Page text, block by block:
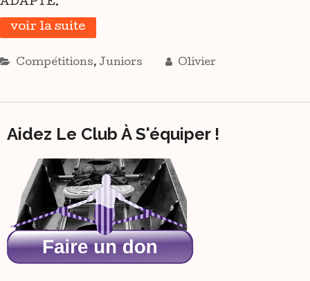
ADAPTÉ.
voir la suite
Compétitions, Juniors Olivier
Aidez Le Club À S'équiper !